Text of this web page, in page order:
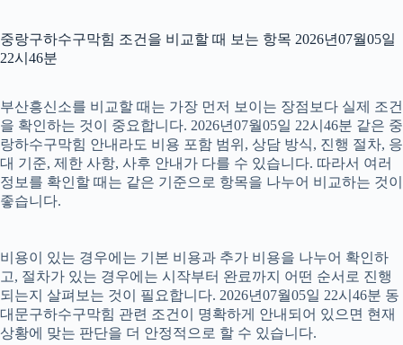
중랑구하수구막힘 조건을 비교할 때 보는 항목 2026년07월05일
22시46분
부산흥신소를 비교할 때는 가장 먼저 보이는 장점보다 실제 조건
을 확인하는 것이 중요합니다. 2026년07월05일 22시46분 같은 중
랑하수구막힘 안내라도 비용 포함 범위, 상담 방식, 진행 절차, 응
대 기준, 제한 사항, 사후 안내가 다를 수 있습니다. 따라서 여러
정보를 확인할 때는 같은 기준으로 항목을 나누어 비교하는 것이
좋습니다.
비용이 있는 경우에는 기본 비용과 추가 비용을 나누어 확인하
고, 절차가 있는 경우에는 시작부터 완료까지 어떤 순서로 진행
되는지 살펴보는 것이 필요합니다. 2026년07월05일 22시46분 동
대문구하수구막힘 관련 조건이 명확하게 안내되어 있으면 현재
상황에 맞는 판단을 더 안정적으로 할 수 있습니다.